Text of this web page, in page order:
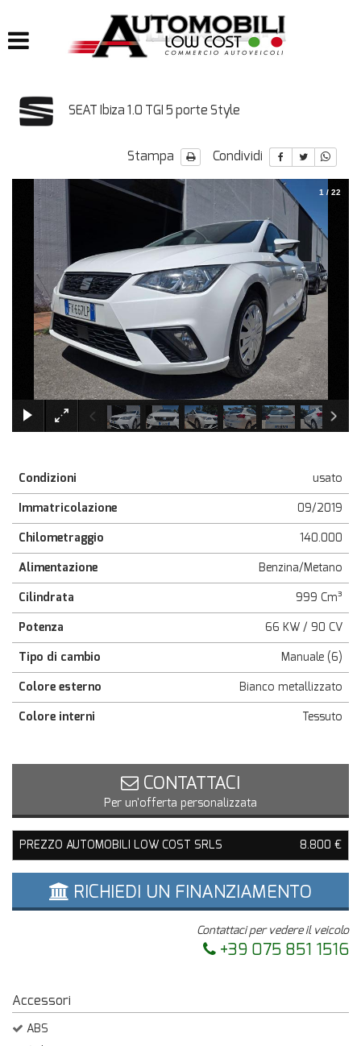
IMPIANTI
IMPIANTI METANO
ACQUISTIAMO USATO
ASSISTENZA
CONTATTI
SEAT Ibiza 1.0 TGI 5 porte Style
Stampa Condividi
×
1 / 22
Condizioni
usato
Immatricolazione
09/2019
Chilometraggio
140.000
Alimentazione
Benzina/Metano
Cilindrata
999 Cm³
Potenza
66 KW / 90 CV
Tipo di cambio
Manuale (6)
Colore esterno
Bianco metallizzato
Colore interni
Tessuto
CONTATTACI
Per un'offerta personalizzata
PREZZO AUTOMOBILI LOW COST SRLS 8.800 €
RICHIEDI UN FINANZIAMENTO
Contattaci per vedere il veicolo
+39 075 851 1516
Accessori
ABS